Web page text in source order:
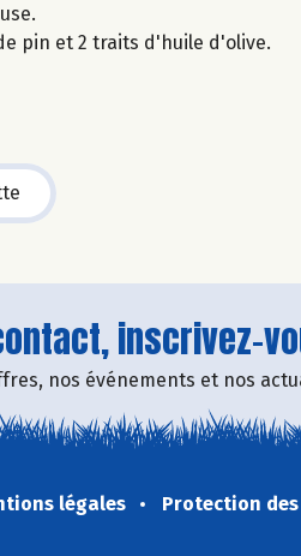
pin et 2 traits d'huile d'olive.
inscrivez-
nos événements et nos
légales Protection